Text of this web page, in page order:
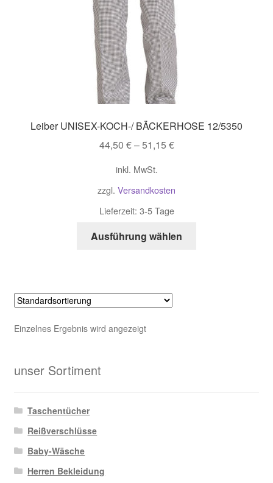
Leiber UNISEX-KOCH-/ BÄCKERHOSE 12/5350
44,50 €–51,15 €
inkl. MwSt.
zzgl. Versandkosten
Lieferzeit: 3-5 Tage
Ausführung wählen
Einzelnes Ergebnis wird angezeigt
unser Sortiment
Taschentücher
Reißverschlüsse
Baby-Wäsche
Herren Bekleidung